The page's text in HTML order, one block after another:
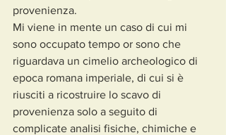
provenienza.
Mi viene in mente un caso di cui mi
sono occupato tempo or sono che
riguardava un cimelio archeologico di
epoca romana imperiale, di cui si è
riusciti a ricostruire lo scavo di
provenienza solo a seguito di
complicate analisi fisiche, chimiche e